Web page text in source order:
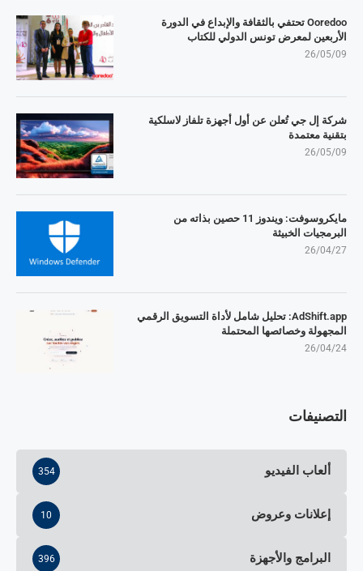
Ooredoo تحتفي بالثقافة والإبداع في الدورة
الأربعين لمعرض تونس الدولي للكتاب
26/05/09
شركة إل جي تُعلن عن أول أجهزة تلفاز لاسلكية
بتقنية معتمدة
26/05/09
مايكروسوفت: ويندوز 11 حصين بذاته من
البرمجيات الخبيثة
26/04/27
AdShift.app: تحليل شامل لأداة التسويق الرقمي
المجهولة وخصائصها المحتملة
26/04/24
التصنيفات
ألعاب الفيديو 354
إعلانات وعروض 10
البرامج والأجهزة 396